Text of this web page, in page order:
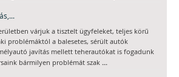
várjuk a tisztelt ügyfeleket, teljes körű
problémáktól a balesetes, sérült autók
javítás mellett teherautókat is fogadunk
bármilyen problémát szak ...